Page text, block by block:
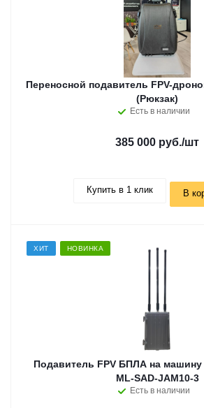
Переносной подавитель FPV-дронов ML-JZ-01-4-
(Рюкзак)
Есть в наличии
385 000 руб./шт
Купить в 1 клик В
ХИТ НОВИНКА
Подавитель FPV БПЛА на машину
ML-SAD-JAM10-3
Есть в наличии